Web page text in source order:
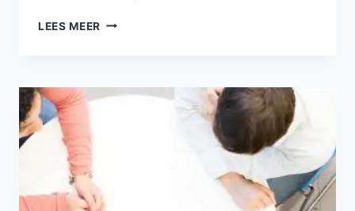
LEES MEER EFFECTIEF